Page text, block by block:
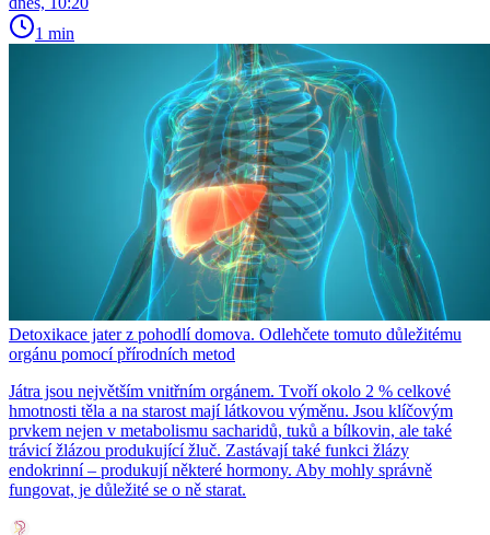
1 min
Detoxikace jater z pohodlí domova. Odlehčete tomuto důležitému
orgánu pomocí přírodních metod
Játra jsou největším vnitřním orgánem. Tvoří okolo 2 % celkové
hmotnosti těla a na starost mají látkovou výměnu. Jsou klíčovým
prvkem nejen v metabolismu sacharidů, tuků a bílkovin, ale také
trávicí žlázou produkující žluč. Zastávají také funkci žlázy
endokrinní – produkují některé hormony. Aby mohly správně
fungovat, je důležité se o ně starat.